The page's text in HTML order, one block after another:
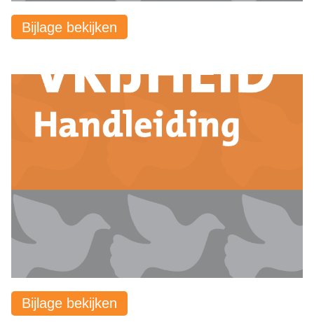
Bijlage bekijken
Bijlage bekijken